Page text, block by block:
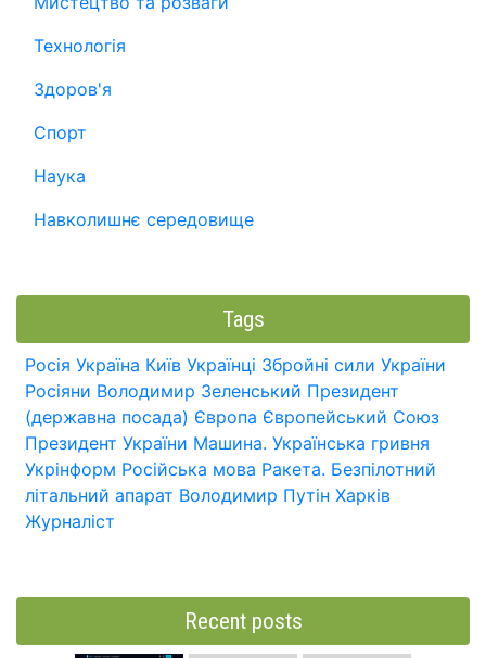
Технологія
Здоров'я
Спорт
Наука
Навколишнє середовище
Tags
Росія Україна Київ Українці Збройні сили України
Росіяни Володимир Зеленський Президент
(державна посада) Європа Європейський Союз
Президент України Машина. Українська гривня
Укрінформ Російська мова Ракета. Безпілотний
літальний апарат Володимир Путін Харків
Журналіст
Recent posts